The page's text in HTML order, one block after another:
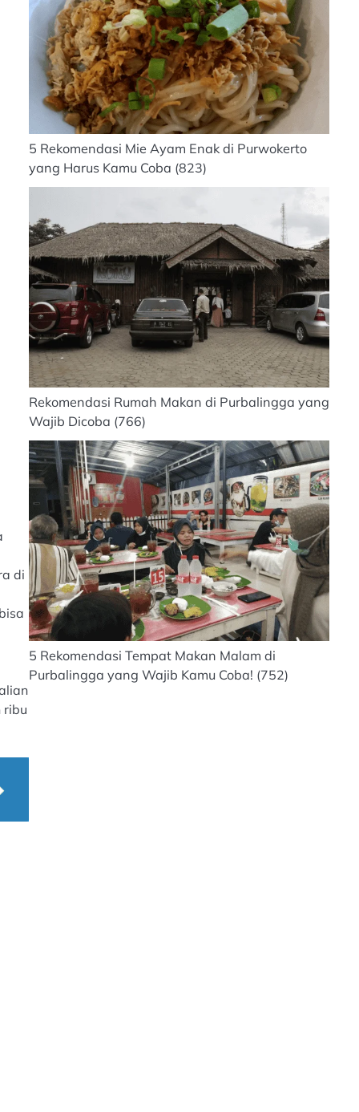
di
ribu
5 Rekomendasi Mie Ayam Enak di Purwokerto
yang Harus Kamu Coba (823)
Rekomendasi Rumah Makan di Purbalingga yang
Wajib Dicoba (766)
5 Rekomendasi Tempat Makan Malam di
Purbalingga yang Wajib Kamu Coba! (752)